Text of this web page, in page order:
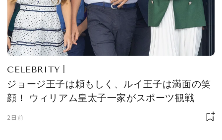
CELEBRITY
ジョージ王子は頼もしく、ルイ王子は満面の笑
顔！ ウィリアム皇太子一家がスポーツ観戦
2日前